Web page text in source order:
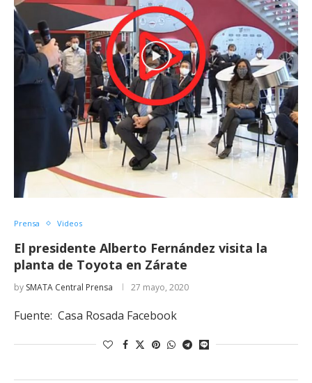
Prensa Videos
El presidente Alberto Fernández visita la
planta de Toyota en Zárate
by SMATA Central Prensa 27 mayo, 2020
Fuente: Casa Rosada Facebook